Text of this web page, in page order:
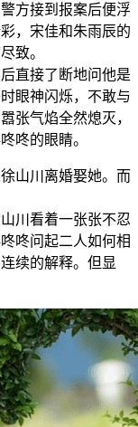
方接到报案后便浮
，宋佳和朱雨辰的
致。
直接了断地问他是
眼神闪烁，不敢与
张气焰全然熄灭，
咚的眼睛。
山川离婚娶她。而
川看着一张张不忍
咚问起二人如何相
续的解释。但显